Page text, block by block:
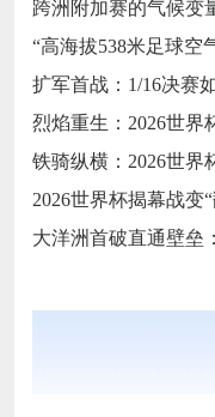
扩军首战：1/16决赛
烈焰重生：2026世界
铁骑纵横：2026世界
2026世界杯揭幕战变